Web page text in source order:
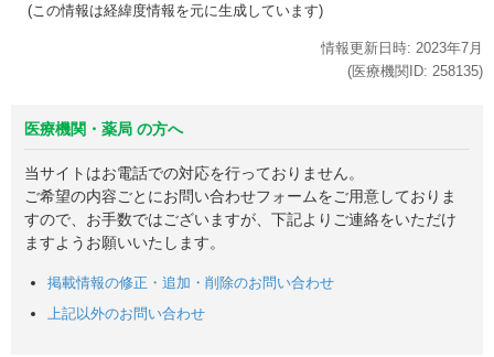
(この情報は経緯度情報を元に生成しています)
情報更新日時: 2023年7月
(医療機関ID: 258135)
医療機関・薬局 の方へ
当サイトはお電話での対応を行っておりません。
ご希望の内容ごとにお問い合わせフォームをご用意しておりま
すので、お手数ではございますが、下記よりご連絡をいただけ
ますようお願いいたします。
掲載情報の修正・追加・削除のお問い合わせ
上記以外のお問い合わせ